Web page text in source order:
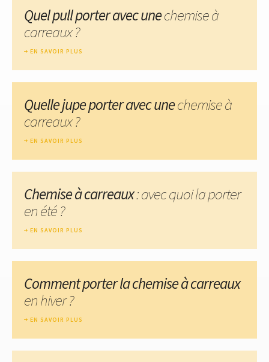
Quel pull porter avec unechemise à
carreaux ?
EN SAVOIR PLUS
Quelle jupe porter avec unechemise à
carreaux ?
EN SAVOIR PLUS
Chemise à carreaux: avec quoi la porter
en été ?
EN SAVOIR PLUS
Comment porter la chemise à carreaux
en hiver ?
EN SAVOIR PLUS